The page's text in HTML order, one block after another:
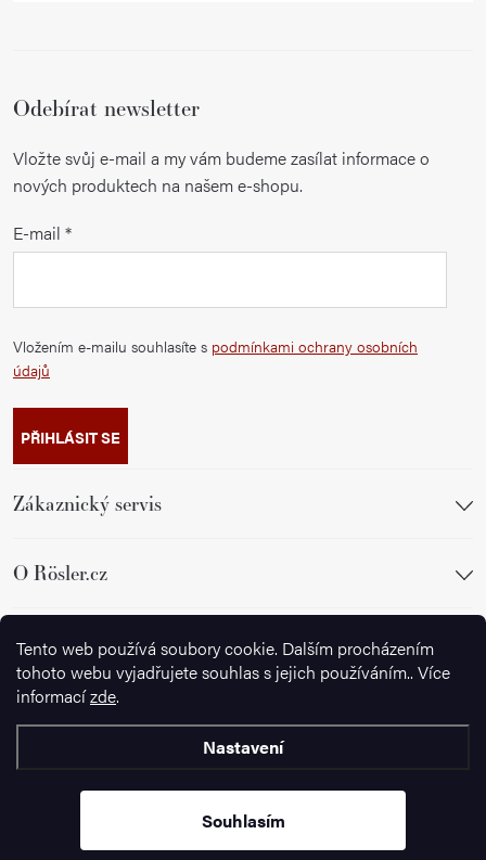
Tento web používá soubory cookie. Dalším procházením
tohoto webu vyjadřujete souhlas s jejich používáním.. Více
informacízde.
Nastavení
Souhlasím
Odebírat newsletter
Vložte svůj e-mail a my vám budeme zasílat informace o
nových produktech na našem e-shopu.
E-mail
Vložením e-mailu souhlasíte s podmínkami ochrany osobních
údajů
PŘIHLÁSIT SE
Zákaznický servis
O Rösler.cz
Sledujte nás
Copyright 2026Wusthof.cz. Všechna práva vyhrazena.